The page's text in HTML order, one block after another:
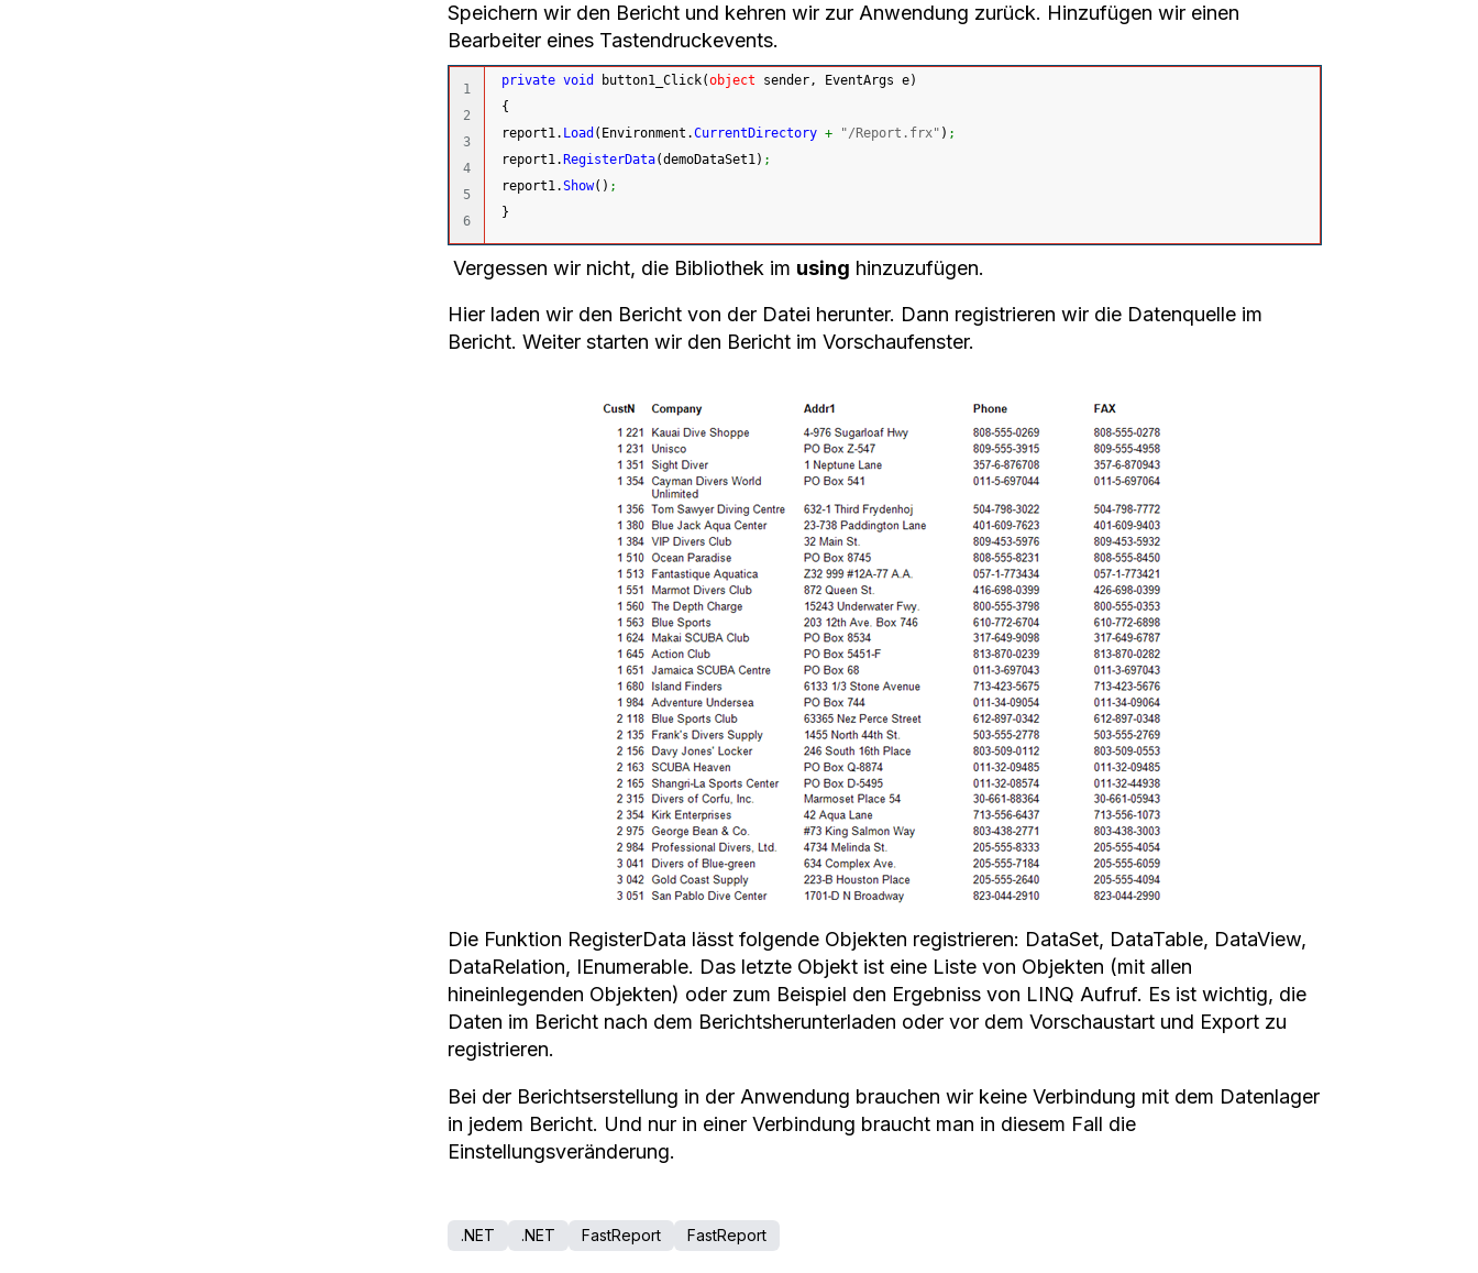
Speichern wir den Bericht und kehren wir zur Anwendung zurück. Hinzufügen wir einen
Bearbeiter eines Tastendruckevents.
1
2
3
4
5
private void button1_Click(object sender, EventArgs e)
{
report1. Load ( Environment.CurrentDirectory + "/Report.frx" ) ;
report1.RegisterData(demoDataSet1 ) ;
report1.Show( ) ;
}
Vergessen wir nicht, die Bibliothek im using hinzuzufügen.
Hier laden wir den Bericht von der Datei herunter. Dann registrieren wir die Datenquelle im
Bericht. Weiter starten wir den Bericht im Vorschaufenster.
Die Funktion RegisterData lässt folgende Objekten registrieren: DataSet, DataTable, DataView,
DataRelation, IEnumerable. Das letzte Objekt ist eine Liste von Objekten (mit allen
hineinlegenden Objekten) oder zum Beispiel den Ergebniss von LINQ Aufruf. Es ist wichtig, die
Daten im Bericht nach dem Berichtsherunterladen oder vor dem Vorschaustart und Export zu
registrieren.
Bei der Berichtserstellung in der Anwendung brauchen wir keine Verbindung mit dem Datenlager
in jedem Bericht. Und nur in einer Verbindung braucht man in diesem Fall die
Einstellungsveränderung.
.NET .NET FastReport FastReport